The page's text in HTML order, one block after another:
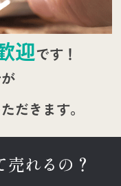
迎です！
だきます。
売れるの？